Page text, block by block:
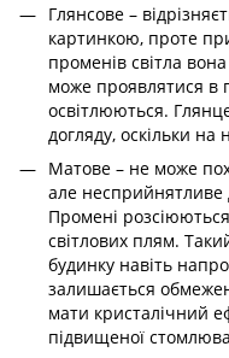
Глянсове –
картинкою, проте
променів світла
може проявлятися
освітлюються.
догляду, оскільки на
Матове – не може
але несприйнятливе
Промені
світлових плям.
будинку навіть
залишається
мати кристалічний
підвищеної